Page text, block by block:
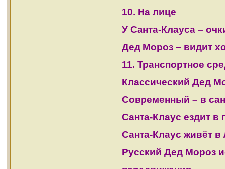
10. На лице
У Санта-Клауса –
Дед Мороз – видит
11. Транспортное
Классический Дед
Современный – в
Санта-Клаус ездит в
Санта-Клаус живёт в
Русский Дед Мороз